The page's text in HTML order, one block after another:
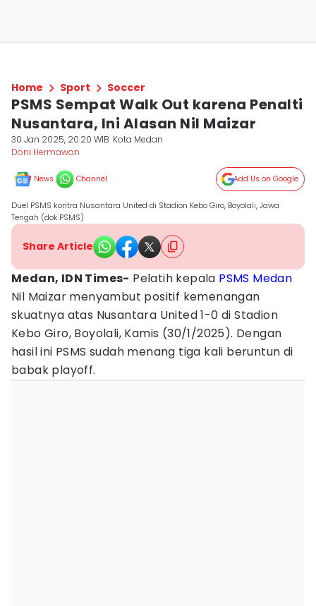
Home Sport Soccer
PSMS Sempat Walk Out karena Penalti
Nusantara, Ini Alasan Nil Maizar
30 Jan 2025, 20:20 WIB Kota Medan
Doni Hermawan
News Channel Add Us on Google
Duel PSMS kontra Nusantara United di Stadion Kebo Giro, Boyolali, Jawa
Tengah (dok.PSMS)
Share Article
Medan, IDN Times- Pelatih kepala PSMS Medan
Nil Maizar menyambut positif kemenangan
skuatnya atas Nusantara United 1-0 di Stadion
Kebo Giro, Boyolali, Kamis (30/1/2025). Dengan
hasil ini PSMS sudah menang tiga kali beruntun di
babak playoff.